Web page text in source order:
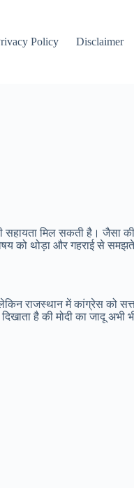
Policy Disclaimer
सहायता मिल सकती है। जैसा
को थोड़ा और गहराई से
राजस्थान में कांग्रेस को
है की मोदी का जादू अभी